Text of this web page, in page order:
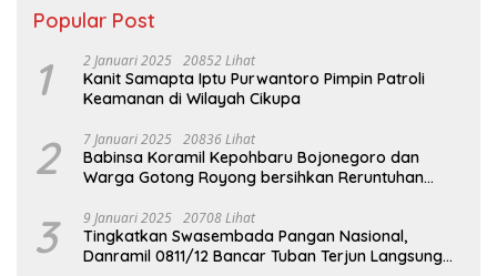
Popular Post
1 2 Januari 2025 20852 Lihat
Kanit Samapta Iptu Purwantoro Pimpin Patroli
Keamanan di Wilayah Cikupa
2 7 Januari 2025 20836 Lihat
Babinsa Koramil Kepohbaru Bojonegoro dan
Warga Gotong Royong bersihkan Reruntuhan
3 9 Januari 2025 20708 Lihat
Tingkatkan Swasembada Pangan Nasional,
Danramil 0811/12 Bancar Tuban Terjun Langsung